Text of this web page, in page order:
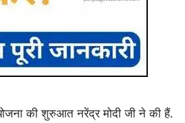
की शुरुआत नरेंद्र मोदी जी ने की हैं.